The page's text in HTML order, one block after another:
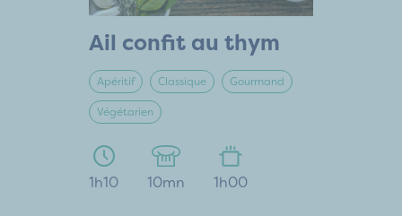
Ail confit au thym
Apéritif Classique Gourmand
Végétarien
1h10 10mn 1h00